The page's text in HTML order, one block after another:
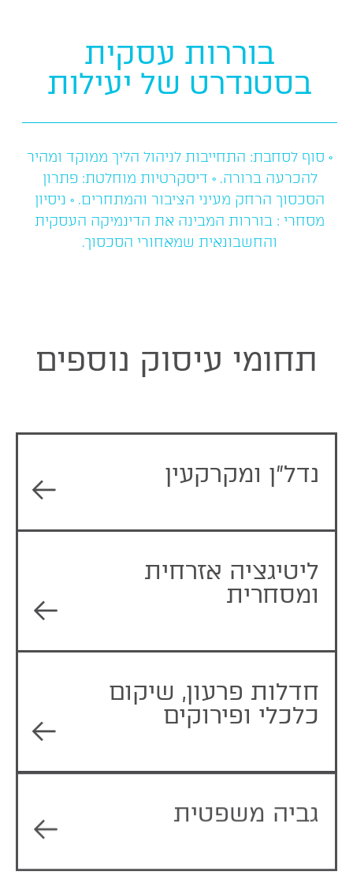
בוררות עסקית
בסטנדרט של יעילות
• סוף לסחבת: התחייבות לניהול הליך ממוקד ומהיר
להכרעה ברורה. • דיסקרטיות מוחלטת: פתרון
הסכסוך הרחק מעיני הציבור והמתחרים. • ניסיון
מסחרי : בוררות המבינה את הדינמיקה העסקית
והחשבונאית שמאחורי הסכסוך.
תחומי עיסוק נוספים
נדל”ן ומקרקעין
ליטיגציה אזרחית
ומסחרית
חדלות פרעון, שיקום
כלכלי ופירוקים
גביה משפטית